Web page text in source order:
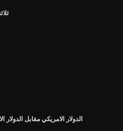
الدولار الامريكي مقابل